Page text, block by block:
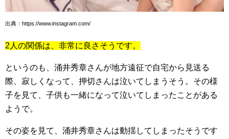
出典：https://www.instagram.com/
2人の関係は、非常に良さそうです。
というのも、涌井秀章さんが地方遠征で自宅から見送る
際、寂しくなって、押切さんは泣いてしまうそう。その様
子を見て、子供も一緒になって泣いてしまったことがある
ようで。
その姿を見て、涌井秀章さんは動揺してしまったそうです